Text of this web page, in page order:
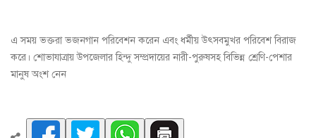
এ সময় ভক্তরা ভজনগান পরিবেশন করেন এবং ধর্মীয় উৎসবমুখর পরিবেশ বিরাজ
করে। শোভাযাত্রায় উপজেলার হিন্দু সম্প্রদায়ের নারী-পুরুষসহ বিভিন্ন শ্রেণি-পেশার
মানুষ অংশ নেন